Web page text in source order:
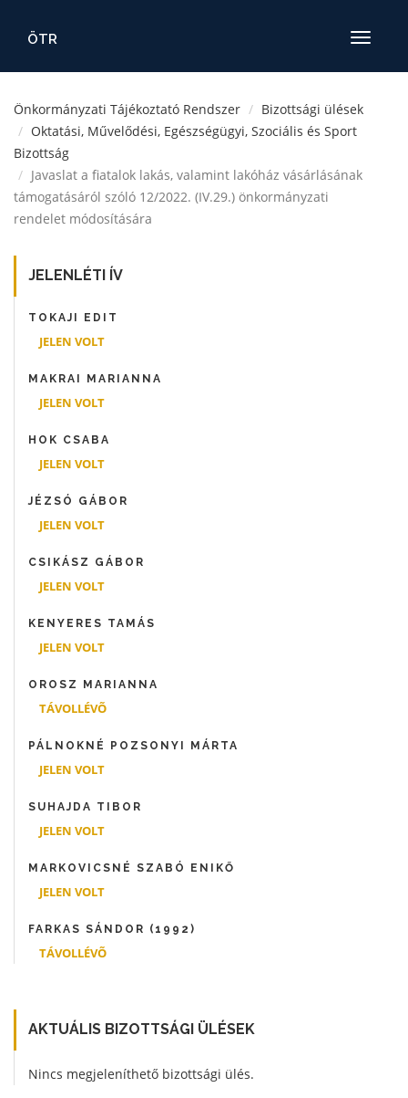
Toggle
ÖTR
Önkormányzati Tájékoztató Rendszer
Bizottsági ülések
Oktatási, Művelődési, Egészségügyi, Szociális és Sport
Bizottság
Javaslat a fiatalok lakás, valamint lakóház vásárlásának
támogatásáról szóló 12/2022. (IV.29.) önkormányzati
rendelet módosítására
JELENLÉTI ÍV
TOKAJI EDIT
JELEN VOLT
MAKRAI MARIANNA
JELEN VOLT
HOK CSABA
JELEN VOLT
JÉZSÓ GÁBOR
JELEN VOLT
CSIKÁSZ GÁBOR
JELEN VOLT
KENYERES TAMÁS
JELEN VOLT
OROSZ MARIANNA
TÁVOLLÉVÕ
PÁLNOKNÉ POZSONYI MÁRTA
JELEN VOLT
SUHAJDA TIBOR
JELEN VOLT
MARKOVICSNÉ SZABÓ ENIKŐ
JELEN VOLT
FARKAS SÁNDOR (1992)
TÁVOLLÉVÕ
AKTUÁLIS BIZOTTSÁGI ÜLÉSEK
Nincs megjeleníthető bizottsági ülés.